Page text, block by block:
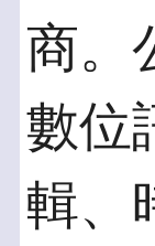
商。
數位
輯、